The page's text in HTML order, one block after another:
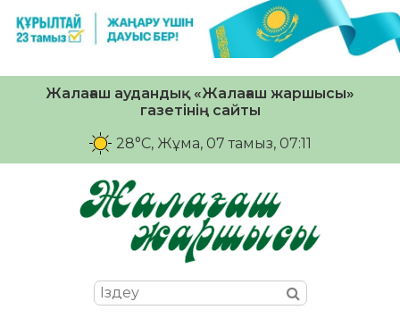
Жалағаш аудандық «Жалағаш жаршысы»
газетінің сайты
28°C, Жұма, 07 тамыз, 07:11